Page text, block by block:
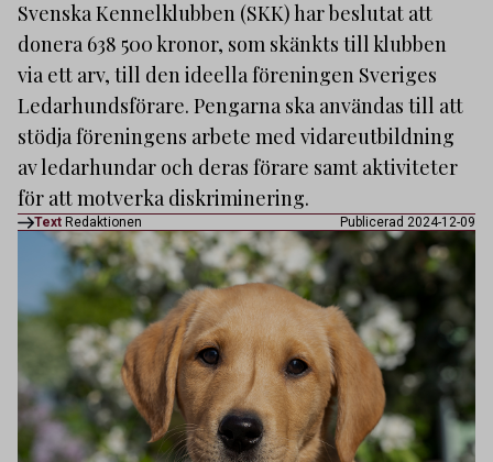
Svenska Kennelklubben (SKK) har beslutat att
donera 638 500 kronor, som skänkts till klubben
via ett arv, till den ideella föreningen Sveriges
Ledarhundsförare. Pengarna ska användas till att
stödja föreningens arbete med vidareutbildning
av ledarhundar och deras förare samt aktiviteter
för att motverka diskriminering.
Text Redaktionen Publicerad 2024-12-09